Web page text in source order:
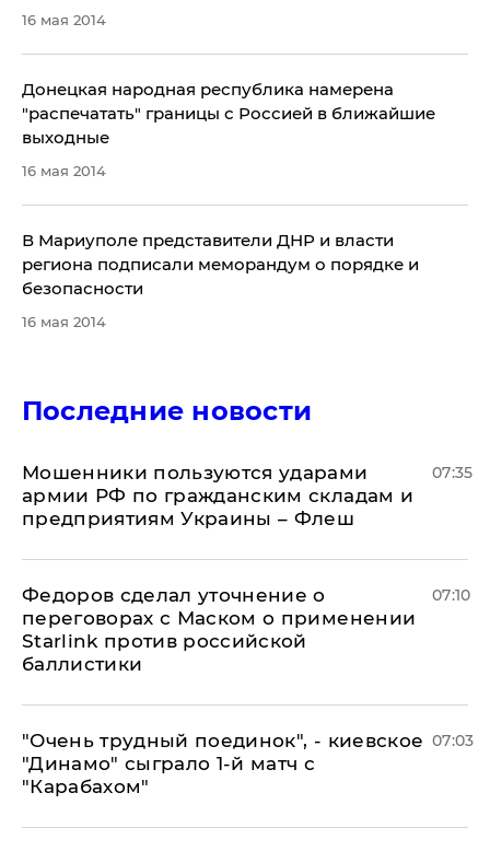
16 мая 2014
Донецкая народная республика намерена
"распечатать" границы с Россией в ближайшие
выходные
16 мая 2014
В Мариуполе представители ДНР и власти
региона подписали меморандум о порядке и
безопасности
16 мая 2014
Последние новости
Мошенники пользуются ударами
армии РФ по гражданским складам и
предприятиям Украины – Флеш
07:35
Федоров сделал уточнение о
переговорах с Маском о применении
Starlink против российской
баллистики
07:10
"Очень трудный поединок", - киевское
"Динамо" сыграло 1-й матч с
"Карабахом"
07:03